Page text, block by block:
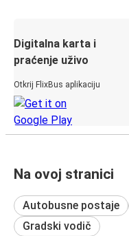
Digitalna karta i
praćenje uživo
Otkrij FlixBus aplikaciju
Na ovoj stranici
Autobusne postaje
Gradski vodič